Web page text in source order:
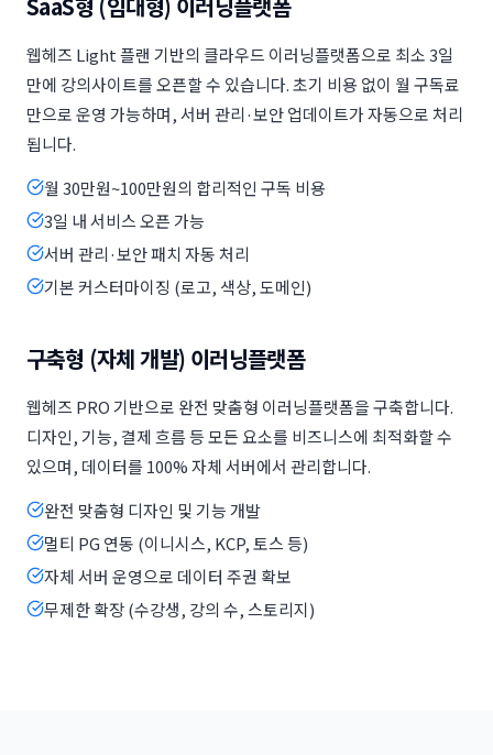
웹헤즈 Light 플랜 기반의 클라우드 이러닝플랫폼으로 최소 3일
만에 강의사이트를 오픈할 수 있습니다. 초기 비용 없이 월 구독료
만으로 운영 가능하며, 서버 관리·보안 업데이트가 자동으로 처리
됩니다.
월 30만원~100만원의 합리적인 구독 비용
3일 내 서비스 오픈 가능
서버 관리·보안 패치 자동 처리
기본 커스터마이징 (로고, 색상, 도메인)
구축형 (자체 개발) 이러닝플랫폼
웹헤즈 PRO 기반으로 완전 맞춤형 이러닝플랫폼을 구축합니다.
디자인, 기능, 결제 흐름 등 모든 요소를 비즈니스에 최적화할 수
있으며, 데이터를 100% 자체 서버에서 관리합니다.
완전 맞춤형 디자인 및 기능 개발
멀티 PG 연동 (이니시스, KCP, 토스 등)
자체 서버 운영으로 데이터 주권 확보
무제한 확장 (수강생, 강의 수, 스토리지)